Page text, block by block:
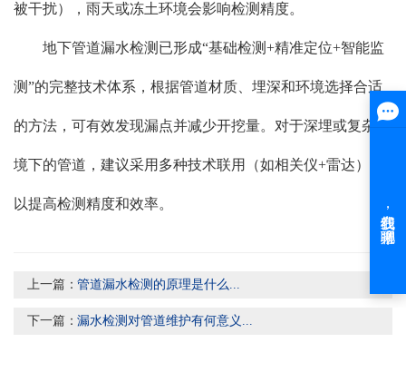
被干扰），雨天或冻土环境会影响检测精度。
地下管道漏水检测已形成“基础检测+精准定位+智能监
测”的完整技术体系，根据管道材质、埋深和环境选择合适
的方法，可有效发现漏点并减少开挖量。对于深埋或复杂环
境下的管道，建议采用多种技术联用（如相关仪+雷达），
以提高检测精度和效率。
上一篇：管道漏水检测的原理是什么...
下一篇：漏水检测对管道维护有何意义...